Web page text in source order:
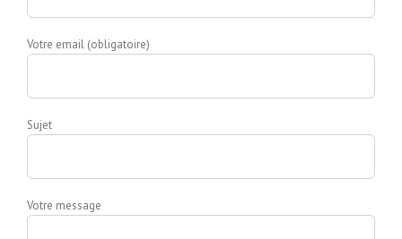
Votre email (obligatoire)
Sujet
Votre message